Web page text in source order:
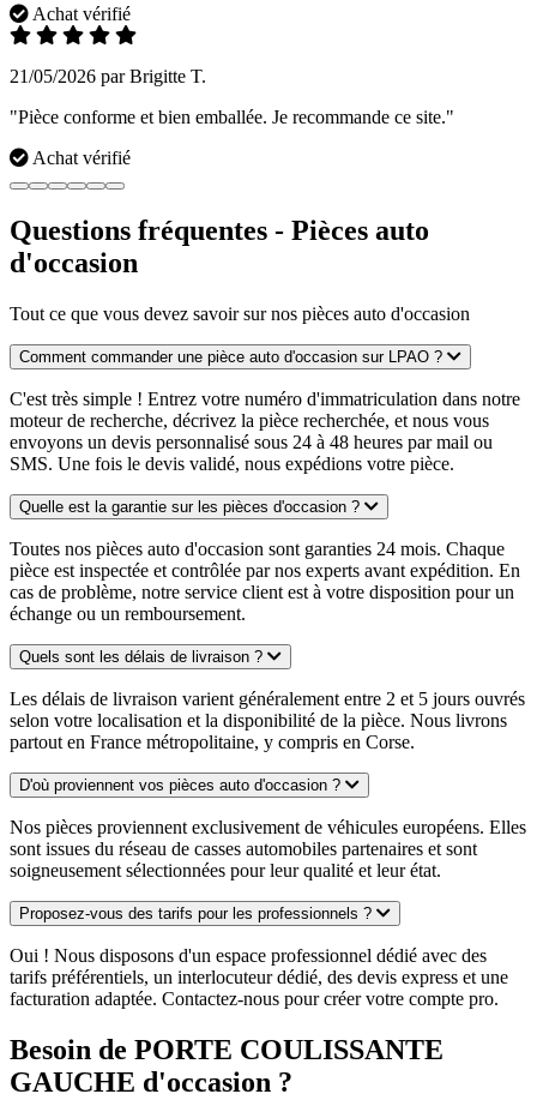
Achat vérifié
21/05/2026 par Brigitte T.
"Pièce conforme et bien emballée. Je recommande ce site."
Achat vérifié
Questions fréquentes - Pièces auto
d'occasion
Tout ce que vous devez savoir sur nos pièces auto d'occasion
Comment commander une pièce auto d'occasion sur LPAO ?
C'est très simple ! Entrez votre numéro d'immatriculation dans notre
moteur de recherche, décrivez la pièce recherchée, et nous vous
envoyons un devis personnalisé sous 24 à 48 heures par mail ou
SMS. Une fois le devis validé, nous expédions votre pièce.
Quelle est la garantie sur les pièces d'occasion ?
Toutes nos pièces auto d'occasion sont garanties 24 mois. Chaque
pièce est inspectée et contrôlée par nos experts avant expédition. En
cas de problème, notre service client est à votre disposition pour un
échange ou un remboursement.
Quels sont les délais de livraison ?
Les délais de livraison varient généralement entre 2 et 5 jours ouvrés
selon votre localisation et la disponibilité de la pièce. Nous livrons
partout en France métropolitaine, y compris en Corse.
D'où proviennent vos pièces auto d'occasion ?
Nos pièces proviennent exclusivement de véhicules européens. Elles
sont issues du réseau de casses automobiles partenaires et sont
soigneusement sélectionnées pour leur qualité et leur état.
Proposez-vous des tarifs pour les professionnels ?
Oui ! Nous disposons d'un espace professionnel dédié avec des
tarifs préférentiels, un interlocuteur dédié, des devis express et une
facturation adaptée. Contactez-nous pour créer votre compte pro.
Besoin de PORTE COULISSANTE
GAUCHE d'occasion ?